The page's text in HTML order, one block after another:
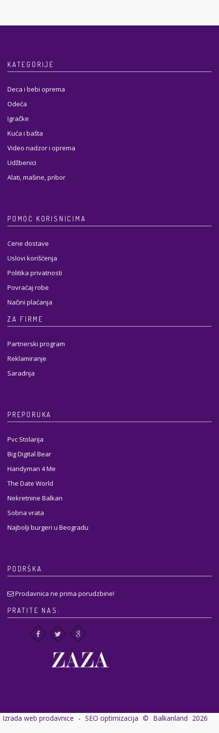
KATEGORIJE
Deca i bebi oprema
Odeća
Igračke
Kuća i bašta
Video nadzor i oprema
Udžbenici
Alati, mašine, pribor
POMOĆ KORISNICIMA
Cene dostave
Uslovi korišćenja
Politika privatnosti
Povraćaj robe
Načini plaćanja
ZA FIRME
Partnerski program
Reklamiranje
Saradnja
PREPORUKA
Pvc Stolarija
Big Digital Bear
Handyman 4 Me
The Date World
Nekretnine Balkan
Sobna vrata
Najbolji burgeri u Beogradu
PODRŠKA
Prodavnica ne prima porudzbine!
PRATITE NAS:
Izrada web prodavnice - SEO optimizacija © Balkanland 2026